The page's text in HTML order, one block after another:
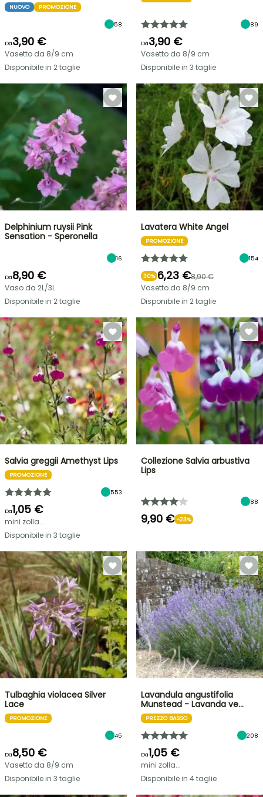
NUOVO PROMOZIONE
58
Da3,90 €
Vasetto da 8/9 cm
Disponibile in 2 taglie
89
Da3,90 €
Vasetto da 8/9 cm
Disponibile in 3 taglie
Delphinium ruysii Pink
Sensation - Speronella
16
Da8,90 €
Vaso da 2L/3L
Disponibile in 2 taglie
Lavatera White Angel
PROMOZIONE
154
30% 6,23 €8,90 €
Vasetto da 8/9 cm
Disponibile in 2 taglie
Salvia greggii Amethyst Lips
PROMOZIONE
553
Da1,05 €
mini zolla...
Disponibile in 3 taglie
Collezione Salvia arbustiva
Lips
88
9,90 € -23%
Tulbaghia violacea Silver
Lace
PROMOZIONE
45
Da8,50 €
Vasetto da 8/9 cm
Disponibile in 3 taglie
Lavandula angustifolia
Munstead - Lavanda ve…
PREZZO BASSO
208
Da1,05 €
mini zolla...
Disponibile in 4 taglie